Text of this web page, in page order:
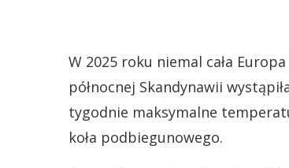
W 2025 roku niemal cała
północnej Skandynawii
tygodnie maksymalne
koła podbiegunowego.